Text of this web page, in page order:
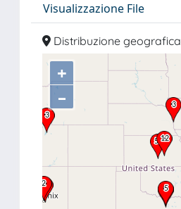
Visualizzazione File
Distribuzione geografica
+
–